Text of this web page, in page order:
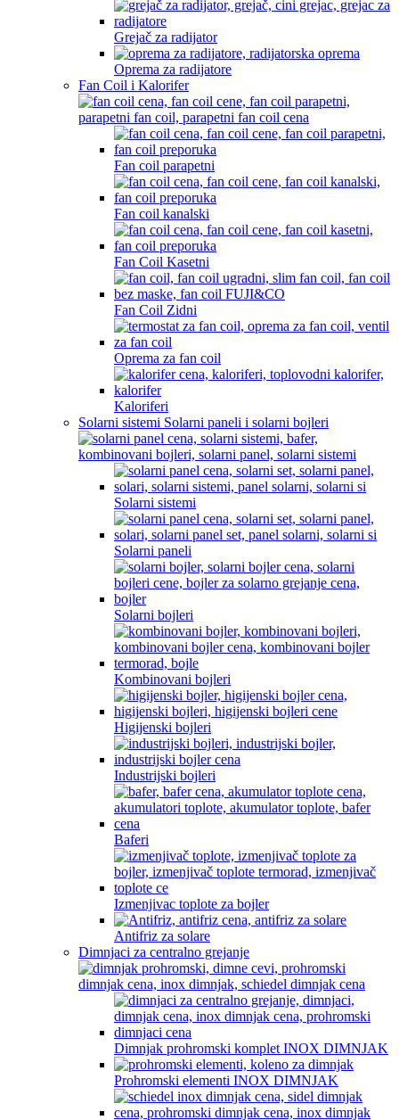
Grejač za radijator
Oprema za radijatore
Fan Coil i Kalorifer
Fan coil parapetni
Fan coil kanalski
Fan Coil Kasetni
Fan Coil Zidni
Oprema za fan coil
Kaloriferi
Solarni sistemi Solarni paneli i solarni bojleri
Solarni sistemi
Solarni paneli
Solarni bojleri
Kombinovani bojleri
Higijenski bojleri
Industrijski bojleri
Baferi
Izmenjivac toplote za bojler
Antifriz za solare
Dimnjaci za centralno grejanje
Dimnjak prohromski komplet INOX DIMNJAK
Prohromski elementi INOX DIMNJAK